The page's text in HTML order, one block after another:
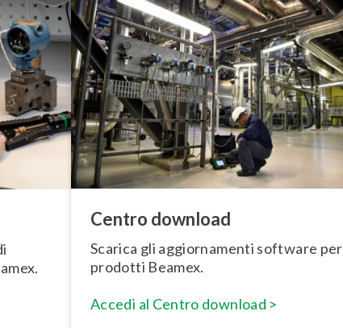
Centro download
Scarica gli ag­gior­na­men­ti software
prodotti Beamex.
Accedi al Centro download >